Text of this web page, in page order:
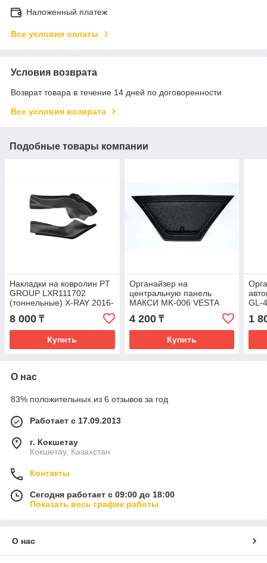
Наложенный платеж
Все условия оплаты
Условия возврата
Возврат товара в течение 14 дней по договоренности
Все условия возврата
Подобные товары компании
Накладки на ковролин PT
GROUP LXR111702
(тоннельные) X-RAY 2016-
8 000 ₸
Купить
Органайзер на
центральную панель
МАКСИ MK-006 VESTA
4 200₸
Купить
GL-
1
О нас
83% положительных из 6 отзывов за год
Работает с 17.09.2013
г. Кокшетау
Кокшетау, Казахстан
Контакты
Сегодня работает с 09:00 до 18:00
Показать весь график работы
О нас